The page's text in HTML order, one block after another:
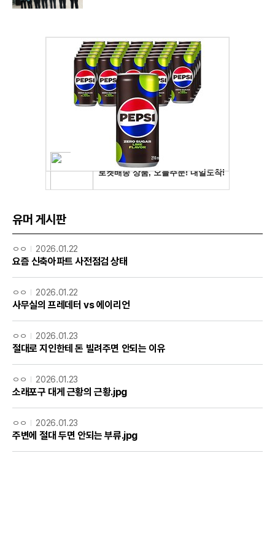
유머 게시판
ㅇㅇ 2026.01.22
요즘 신축아파트 사전점검 상태
ㅇㅇ 2026.01.22
사무실의 프레데터 vs 에이리언
ㅇㅇ 2026.01.23
절대로 지인한테 돈 빌려주면 안되는 이유
ㅇㅇ 2026.01.23
소래포구 대게 근황의 근황.jpg
ㅇㅇ 2026.01.23
주변에 절대 두면 안되는 부류.jpg